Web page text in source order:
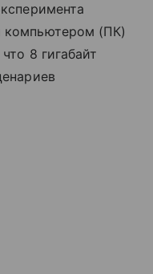
компьютером (ПК)
8 гигабайт